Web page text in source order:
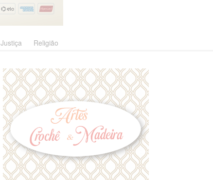
Justiça Religião